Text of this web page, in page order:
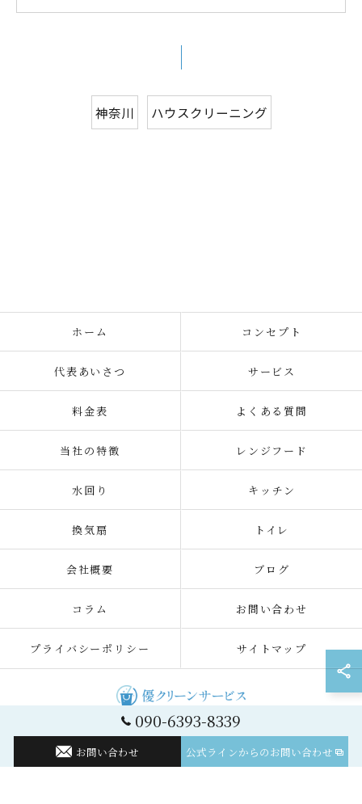
神奈川 ハウスクリーニング
090-6393-8339
お問い合わせ 公式ラインからのお問い合わせ
ホーム コンセプト
代表あいさつ サービス
料金表 よくある質問
当社の特徴 レンジフード
水回り キッチン
換気扇 トイレ
会社概要 ブログ
コラム お問い合わせ
プライバシーポリシー サイトマップ
RESERVED.